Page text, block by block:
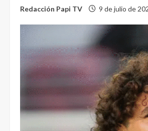
Redacción Papi TV 9 de julio de